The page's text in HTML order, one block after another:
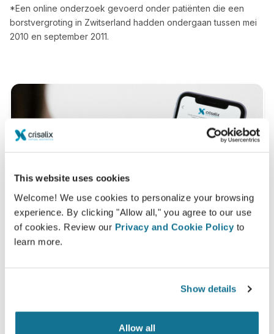
This website uses cookies
Welcome! We use cookies to personalize your browsing
experience. By clicking "Allow all," you agree to our use
of cookies. Review our Privacy and Cookie Policy to
learn more.
Show details
Allow all
*Een online onderzoek gevoerd onder patiënten die een
borstvergroting in Zwitserland hadden ondergaan tussen mei
2010 en september 2011.
Wilt u weten wat uw het best past?
Na het consult, kanDr. Dr. med. Shadha Balgonu uw
"nieuwe ik" laten zien vanuit uw eigen huis via uw